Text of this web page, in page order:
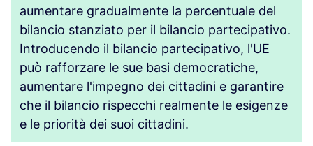
aumentare gradualmente la percentuale del
bilancio stanziato per il bilancio partecipativo.
Introducendo il bilancio partecipativo, l'UE
può rafforzare le sue basi democratiche,
aumentare l'impegno dei cittadini e garantire
che il bilancio rispecchi realmente le esigenze
e le priorità dei suoi cittadini.